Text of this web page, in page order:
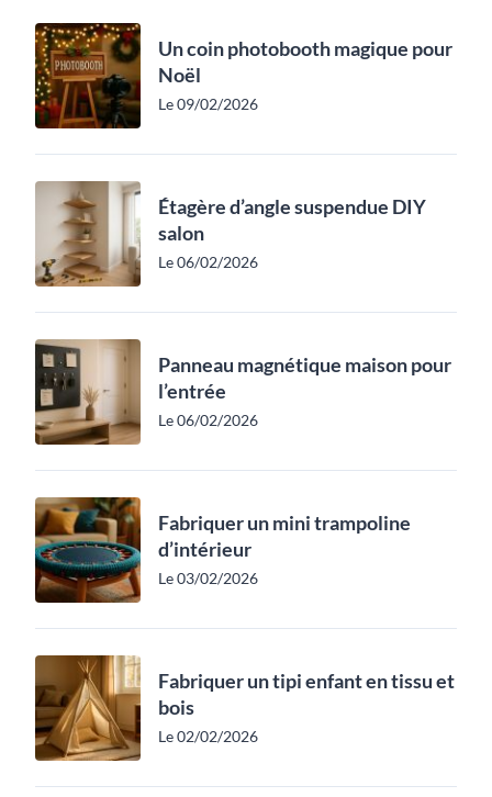
Un coin photobooth magique pour
Noël
Le 09/02/2026
Étagère d’angle suspendue DIY
salon
Le 06/02/2026
Panneau magnétique maison pour
l’entrée
Le 06/02/2026
Fabriquer un mini trampoline
d’intérieur
Le 03/02/2026
Fabriquer un tipi enfant en tissu et
bois
Le 02/02/2026